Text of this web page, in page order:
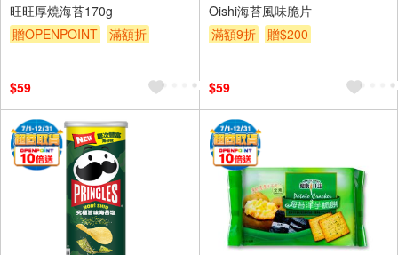
旺旺厚燒海苔170g
贈OPENPOINT
滿額折
$59
Oishi海苔風味脆片
滿額9折
贈$200
$59